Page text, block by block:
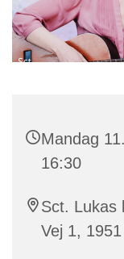
Mandag
16:30
Sct. Lukas
Vej 1,